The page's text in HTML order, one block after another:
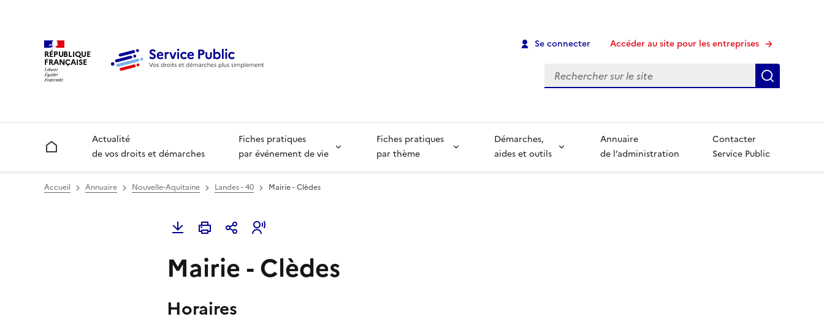
RÉPUBLIQUE
FRANÇAISE
Se connecter Accéder au site pour les entreprises
Recherche
Accueil
Actualité
de vos droits et démarches
Fiches pratiques
par événement de vie
Fiches pratiques
par thème
Démarches,
aides et outils
Annuaire
de l’administration
Contacter
Service Public
Accueil Annuaire Nouvelle-Aquitaine Landes - 40 Mairie - Clèdes
Mairie - Clèdes
Horaires